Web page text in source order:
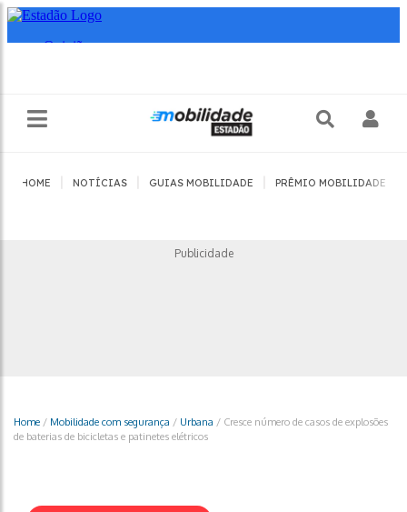
HOME NOTÍCIAS GUIAS MOBILIDADE PRÊMIO MOBILIDADE
Publicidade
Home / Mobilidade com segurança / Urbana / Cresce número de casos de explosões
de baterias de bicicletas e patinetes elétricos